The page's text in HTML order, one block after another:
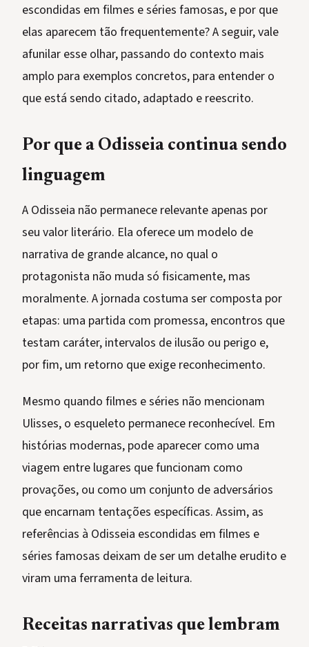
escondidas em filmes e séries famosas, e por que
elas aparecem tão frequentemente? A seguir, vale
afunilar esse olhar, passando do contexto mais
amplo para exemplos concretos, para entender o
que está sendo citado, adaptado e reescrito.
Por que a Odisseia continua sendo
linguagem
A Odisseia não permanece relevante apenas por
seu valor literário. Ela oferece um modelo de
narrativa de grande alcance, no qual o
protagonista não muda só fisicamente, mas
moralmente. A jornada costuma ser composta por
etapas: uma partida com promessa, encontros que
testam caráter, intervalos de ilusão ou perigo e,
por fim, um retorno que exige reconhecimento.
Mesmo quando filmes e séries não mencionam
Ulisses, o esqueleto permanece reconhecível. Em
histórias modernas, pode aparecer como uma
viagem entre lugares que funcionam como
provações, ou como um conjunto de adversários
que encarnam tentações específicas. Assim, as
referências à Odisseia escondidas em filmes e
séries famosas deixam de ser um detalhe erudito e
viram uma ferramenta de leitura.
Receitas narrativas que lembram